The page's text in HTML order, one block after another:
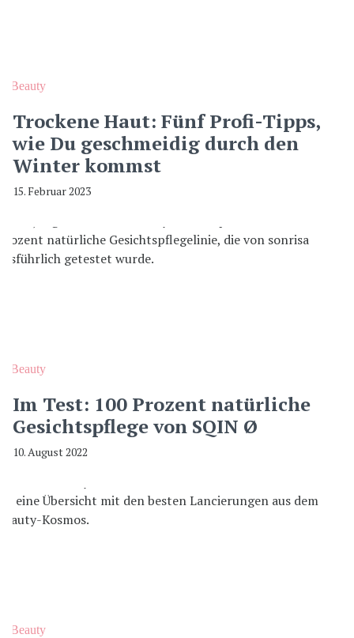
Beauty
Trockene Haut: Fünf Profi-Tipps,
wie Du geschmeidig durch den
Winter kommst
15. Februar 2023
Beauty
Im Test: 100 Prozent natürliche
Gesichtspflege von SQIN Ø
10. August 2022
Beauty